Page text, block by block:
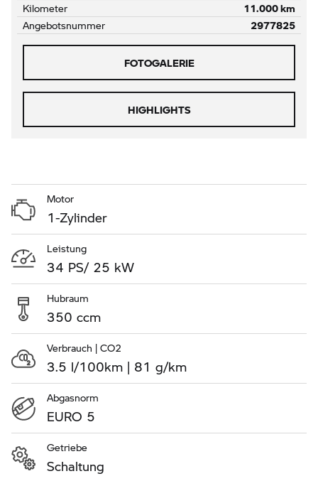
Kilometer 11.000 km
Angebotsnummer 2977825
FOTOGALERIE
HIGHLIGHTS
Motor
1-Zylinder
Leistung
34 PS/ 25 kW
Hubraum
350 ccm
Verbrauch | CO2
3.5 l/100km | 81 g/km
Abgasnorm
EURO 5
Getriebe
Schaltung